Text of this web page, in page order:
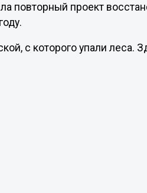
повторный проект
с которого упали леса.